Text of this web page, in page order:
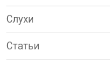
Слухи
Статьи